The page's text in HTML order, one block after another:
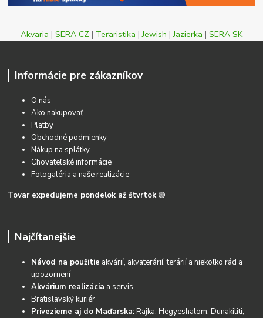
Akvaria | SERA CZ | Teraristika |Jewish |Jazierka | SERA SK
Informácie pre zákazníkov
O nás
Ako nakupovať
Platby
Obchodné podmienky
Nákup na splátky
Chovateľské informácie
Fotogaléria a naše realizácie
Tovar expedujeme pondelok až štvrtok 🟢
Najčítanejšie
Návod na použitie akvárií, akvaterárií, terárií a niekoľko rád a
upozornení
Akvárium realizácia a servis
Bratislavský kuriér
Privezieme aj do Maďarska:Rajka, Hegyeshalom, Dunakiliti,